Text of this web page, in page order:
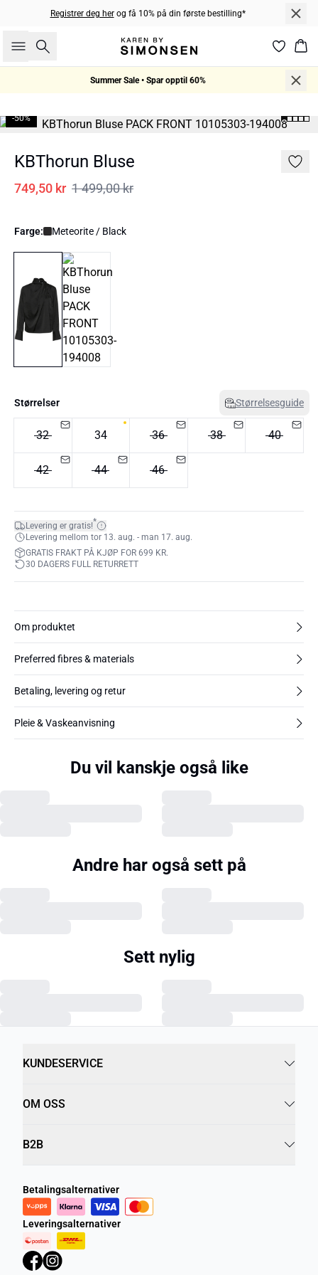
Registrer deg herog få 10% på din første bestilling*
Søk
Summer Sale • Spar opptil 60%
-50%
KBThorun Bluse
749,50 kr 1 499,00 kr
Farge: Meteorite / Black
Størrelser Størrelsesguide
32 34 36 38 40
42 44 46
Levering er gratis!*
Levering mellom tor 13. aug. - man 17. aug.
GRATIS FRAKT PÅ KJØP FOR 699 KR.
30 DAGERS FULL RETURRETT
Om produktet
Preferred fibres & materials
Betaling, levering og retur
Pleie & Vaskeanvisning
Du vil kanskje også like
Andre har også sett på
Sett nylig
KUNDESERVICE
OM OSS
B2B
Betalingsalternativer
Leveringsalternativer